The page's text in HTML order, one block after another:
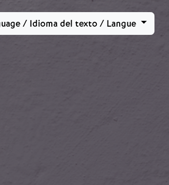
/ Idioma del texto / Langue